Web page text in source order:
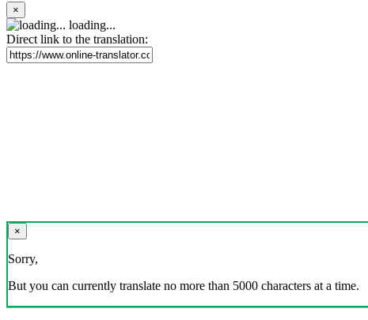
×
loading...
Direct link to the translation:
×
Sorry,
But you can currently translate no more than 5000 characters at a time.